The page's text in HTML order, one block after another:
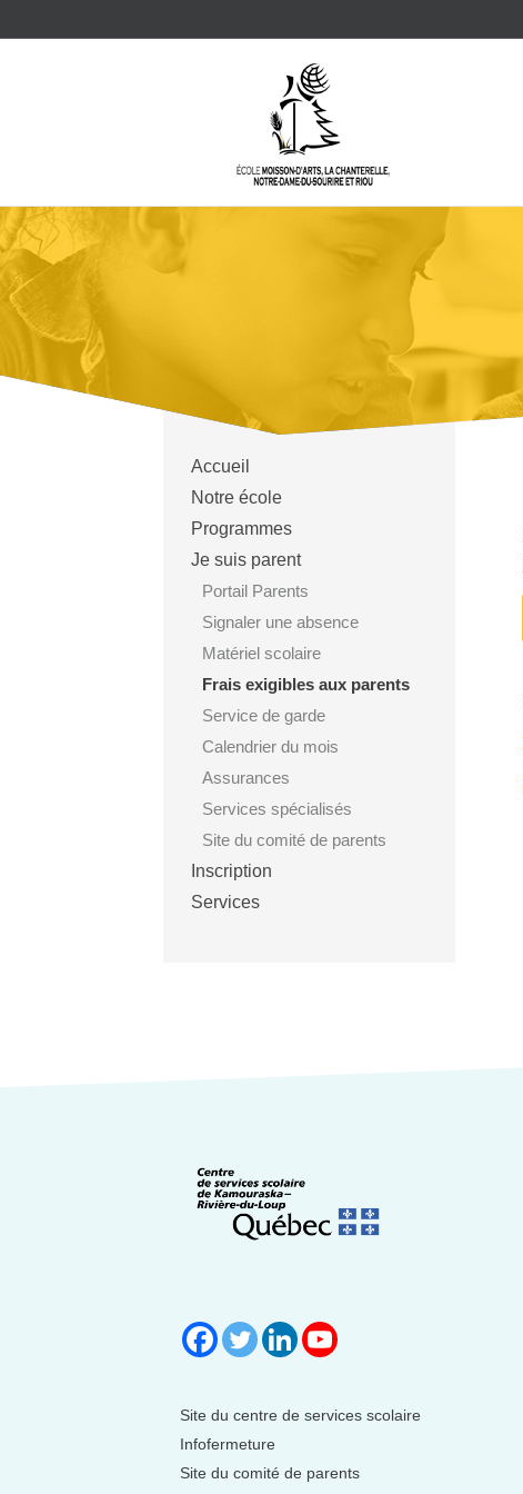
Accueil
Notre école
Programmes
Je suis parent
Portail Parents
Signaler une absence
Matériel scolaire
Frais exigibles aux parents
Service de garde
Calendrier du mois
Assurances
Services spécialisés
Site du comité de parents
Inscription
Services
Site du centre de services scolaire
Infofermeture
Site du comité de parents